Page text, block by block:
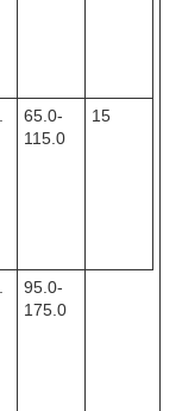
65.0-
115.0
15
95.0-
175.0